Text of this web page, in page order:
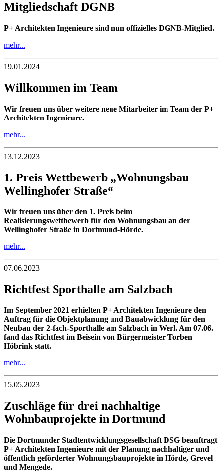
Mitgliedschaft DGNB
P+ Architekten Ingenieure sind nun offizielles DGNB-Mitglied.
mehr...
19.01.2024
Willkommen im Team
Wir freuen uns über weitere neue Mitarbeiter im Team der P+
Architekten Ingenieure.
mehr...
13.12.2023
1. Preis Wettbewerb „Wohnungsbau
Wellinghofer Straße“
Wir freuen uns über den 1. Preis beim
Realisierungswettbewerb für den Wohnungsbau an der
Wellinghofer Straße in Dortmund-Hörde.
mehr...
07.06.2023
Richtfest Sporthalle am Salzbach
Im September 2021 erhielten P+ Architekten Ingenieure den
Auftrag für die Objektplanung und Bauabwicklung für den
Neubau der 2-fach-Sporthalle am Salzbach in Werl. Am 07.06.
fand das Richtfest im Beisein von Bürgermeister Torben
Höbrink statt.
mehr...
15.05.2023
Zuschläge für drei nachhaltige
Wohnbauprojekte in Dortmund
Die Dortmunder Stadtentwicklungsgesellschaft DSG beauftragt
P+ Architekten Ingenieure mit der Planung nachhaltiger und
öffentlich geförderter Wohnungsbauprojekte in Hörde, Grevel
und Mengede.